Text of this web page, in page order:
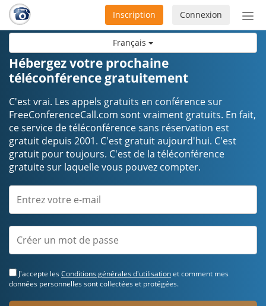
Français
ou
Connexion
Inscription
Hébergez votre prochaine
téléconférence gratuitement
C'est vrai. Les appels gratuits en conférence sur
FreeConferenceCall.com sont vraiment gratuits. En fait,
ce service de téléconférence sans réservation est
gratuit depuis 2001. C'est gratuit aujourd'hui. C'est
gratuit pour toujours. C'est de la téléconférence
gratuite sur laquelle vous pouvez compter.
J'accepte lesConditions générales d'utilisationet comment mes
données personnelles sont collectées et protégées.